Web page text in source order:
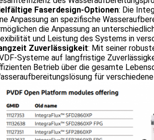
Faserdesign-Optionen: Die
Anpassung an spezifische
die Anpassung an
und Leistung des Systems in
Zuverlässigkeit: Mit seiner
Systeme auf langfristige
Betrieb über die gesamte
für